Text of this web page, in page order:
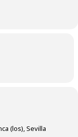
Y
(los), Sevilla